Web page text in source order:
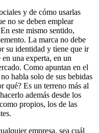
y de cómo usarlas
no se deben emplear
este mismo sentido,
La marca no debe
su identidad y tiene que ir
una experta, en un
Como apuntan en el
habla solo de sus bebidas
qué? Es un terreno más al
además desde los
propios, los de las
empresa, sea cuál